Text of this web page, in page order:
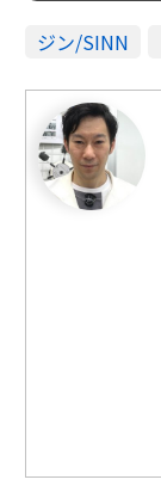
ジン/SINN